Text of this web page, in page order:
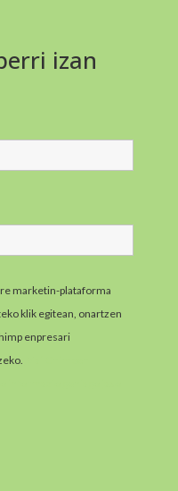
izan
marketin-plataforma
klik egitean, onartzen
enpresari